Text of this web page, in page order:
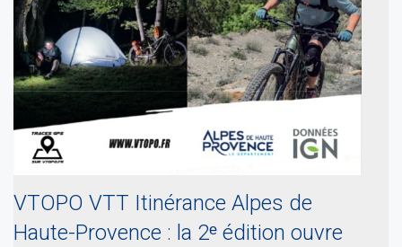
VTOPO VTT Itinérance Alpes de
Haute-Provence : la 2ᵉ édition ouvre